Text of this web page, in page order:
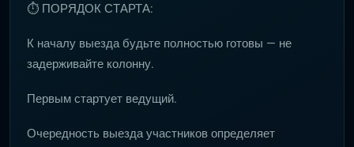
⏱ ПОРЯДОК СТАРТА:
К началу выезда будьте полностью готовы — не
задерживайте колонну.
Первым стартует ведущий.
Очередность выезда участников определяет